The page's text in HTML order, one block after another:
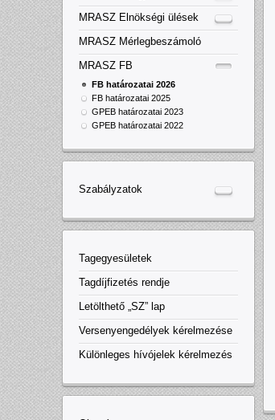
MRASZ Elnökségi ülések
MRASZ Mérlegbeszámoló
MRASZ FB
FB határozatai 2026
FB határozatai 2025
GPEB határozatai 2023
GPEB határozatai 2022
Szabályzatok
Tagegyesületek
Tagdíjfizetés rendje
Letölthető „SZ” lap
Versenyengedélyek kérelmezése
Különleges hívójelek kérelmezés